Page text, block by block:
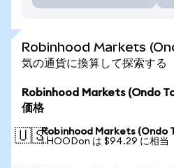
Robinhood Markets
気の通貨に換算して探索する
Robinhood Markets (Ondo
価格
🇺🇸Robinhood Markets (Ondo
1 HOODon は $94.29 に相当